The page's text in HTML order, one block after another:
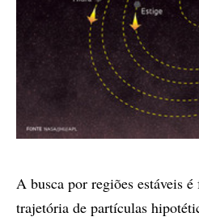
A busca por regiões estáveis
trajetória de partículas